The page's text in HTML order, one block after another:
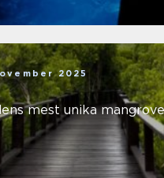
2025
mest unika